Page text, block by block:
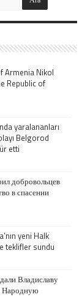
Armenia Nikol
Republic of
yaralananları
Belgorod
etti
добровольцев
в спасении
yeni Halk
teklifler sundu
Владиславу
Народную